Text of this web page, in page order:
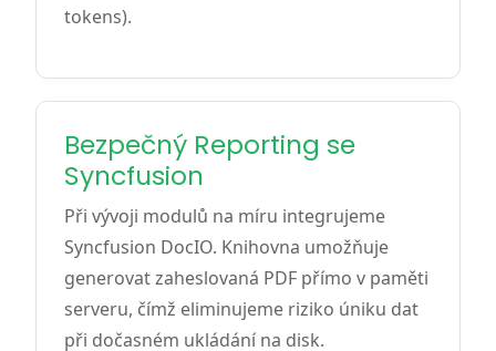
tokens).
Bezpečný Reporting se
Syncfusion
Při vývoji modulů na míru integrujeme
Syncfusion DocIO. Knihovna umožňuje
generovat zaheslovaná PDF přímo v paměti
serveru, čímž eliminujeme riziko úniku dat
při dočasném ukládání na disk.